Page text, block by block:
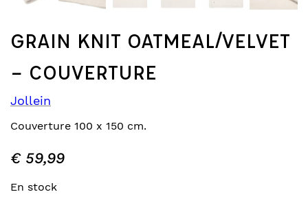
GRAIN KNIT OATMEAL/VELVET
– COUVERTURE
Jollein
Couverture 100 x 150 cm.
€59,99
En stock